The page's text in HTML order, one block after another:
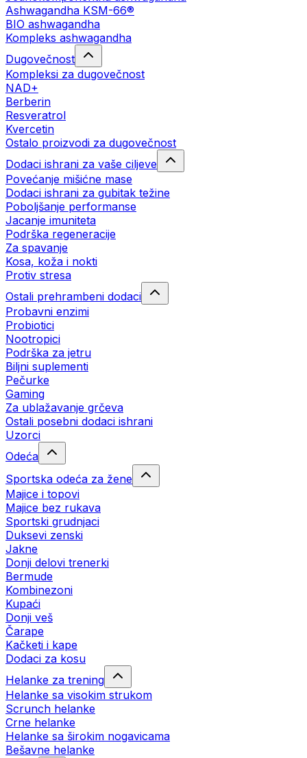
Ashwagandha KSM-66®
BIO ashwagandha
Kompleks ashwagandha
Dugovečnost
Kompleksi za dugovečnost
NAD+
Berberin
Resveratrol
Kvercetin
Ostalo proizvodi za dugovečnost
Dodaci ishrani za vaše ciljeve
Povećanje mišićne mase
Dodaci ishrani za gubitak težine
Poboljšanje performanse
Jacanje imuniteta
Podrška regeneracije
Za spavanje
Kosa, koža i nokti
Protiv stresa
Ostali prehrambeni dodaci
Probavni enzimi
Probiotici
Nootropici
Podrška za jetru
Biljni suplementi
Pečurke
Gaming
Za ublažavanje grčeva
Ostali posebni dodaci ishrani
Uzorci
Odeća
Sportska odeća za žene
Majice i topovi
Majice bez rukava
Sportski grudnjaci
Duksevi zenski
Jakne
Donji delovi trenerki
Bermude
Kombinezoni
Kupaći
Donji veš
Čarape
Kačketi i kape
Dodaci za kosu
Helanke za trening
Helanke sa visokim strukom
Scrunch helanke
Crne helanke
Helanke sa širokim nogavicama
Bešavne helanke